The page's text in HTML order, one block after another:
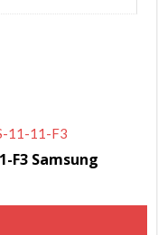
F3 Samsung